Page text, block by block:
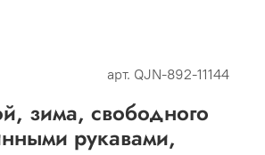
арт. QJN-892-11144
зима, свободного
рукавами,